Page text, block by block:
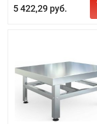
5 422,29 руб.